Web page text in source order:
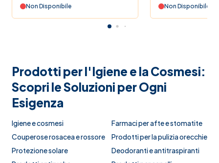
Non Disponibile
Non Disponibile
Prodotti per l'Igiene e la Cosmesi:
Scopri le Soluzioni per Ogni
Esigenza
Igiene e cosmesi
Farmaci per afte e stomatite
Couperose rosacea e rossore
Prodotti per la pulizia orecchie
Protezione solare
Deodoranti e antitraspiranti